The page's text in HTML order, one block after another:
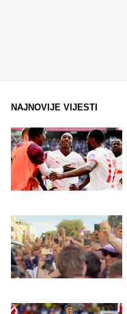
NAJNOVIJE VIJESTI